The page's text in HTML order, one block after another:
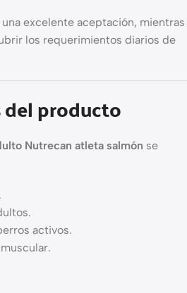
excelente aceptación, mientras
los requerimientos diarios de
del producto
Nutrecan atleta salmón se
activos.